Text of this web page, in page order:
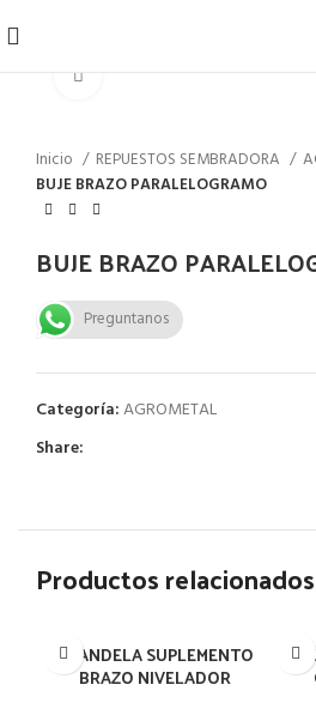
Inicio REPUESTOS SEMBRADORA
BUJE BRAZO PARALELOGRAMO
BUJE BRAZO
Preguntanos
Categoría:AGROMETAL
Share:
Productos relacionados
ARANDELA SUPLEMENTO
BRAZO NIVELADOR